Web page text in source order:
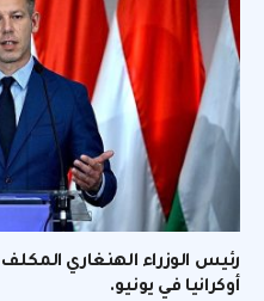
رئيس الوزراء الهنغاري
أوكرانيا في يونيو.